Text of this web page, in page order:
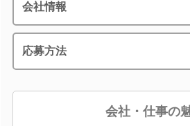
会社情報
応募方法
会社・仕事の